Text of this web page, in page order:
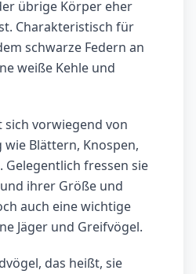
übrige Körper eher
Charakteristisch für
schwarze Federn an
weiße Kehle und
vorwiegend von
Blättern, Knospen,
Gelegentlich fressen sie
ihrer Größe und
auch eine wichtige
Jäger und Greifvögel.
das heißt, sie